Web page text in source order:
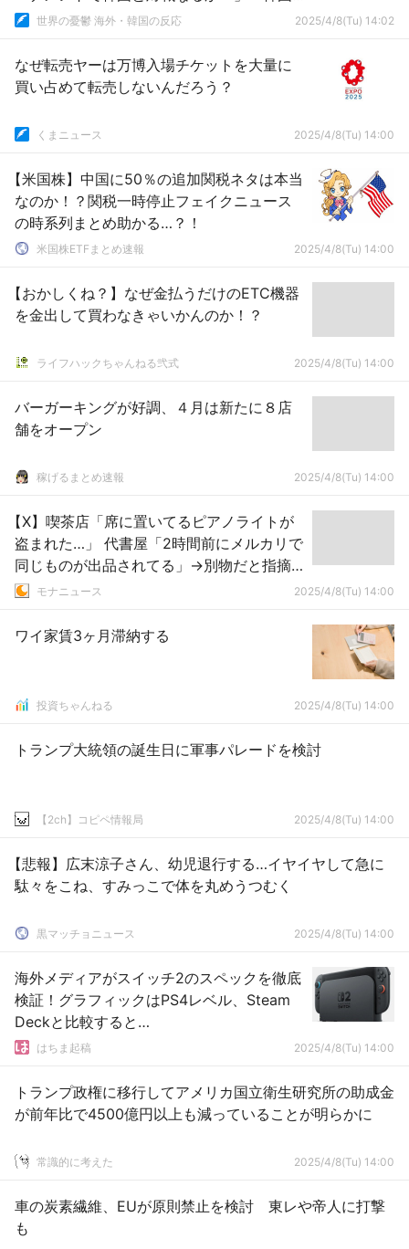
の反応世界の憂鬱 海外・韓国の反応 2025/4/8(Tu) 14:02
なぜ転売ヤーは万博入場チケットを大量に
買い占めて転売しないんだろう？
くまニュース 2025/4/8(Tu) 14:00
【米国株】中国に50％の追加関税ネタは本当
なのか！？関税一時停止フェイクニュース
の時系列まとめ助かる…？！
米国株ETFまとめ速報 2025/4/8(Tu) 14:00
【おかしくね？】なぜ金払うだけのETC機器
を金出して買わなきゃいかんのか！？
ライフハックちゃんねる弐式 2025/4/8(Tu) 14:00
バーガーキングが好調、４月は新たに８店
舗をオープン
稼げるまとめ速報 2025/4/8(Tu) 14:00
【X】喫茶店「席に置いてるピアノライトが
盗まれた…」 代書屋「2時間前にメルカリで
同じものが出品されてる」→別物だと指摘
されるも「ただ事実を述べただけ」と開き
モナニュース 2025/4/8(Tu) 14:00
ワイ家賃3ヶ月滞納する
投資ちゃんねる 2025/4/8(Tu) 14:00
トランプ大統領の誕生日に軍事パレードを検討
【2ch】コピペ情報局 2025/4/8(Tu) 14:00
【悲報】広末涼子さん、幼児退行する…イヤイヤして急に
駄々をこね、すみっこで体を丸めうつむく
黒マッチョニュース 2025/4/8(Tu) 14:00
海外メディアがスイッチ2のスペックを徹底
検証！グラフィックはPS4レベル、Steam
Deckと比較すると…
はちま起稿 2025/4/8(Tu) 14:00
トランプ政権に移行してアメリカ国立衛生研究所の助成金
が前年比で4500億円以上も減っていることが明らかに
常識的に考えた 2025/4/8(Tu) 14:00
車の炭素繊維、EUが原則禁止を検討 東レや帝人に打撃
も